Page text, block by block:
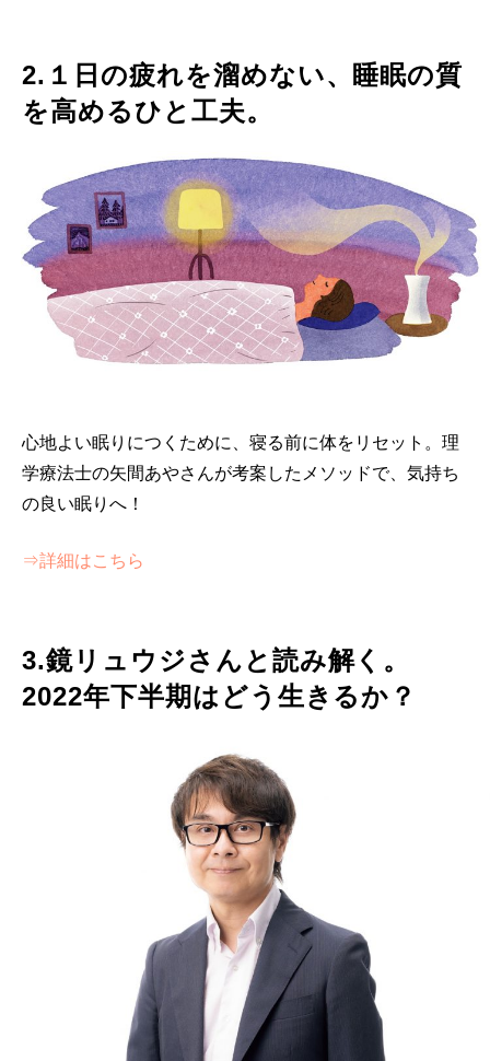
2.１日の疲れを溜めない、睡眠の質
を高めるひと工夫。
心地よい眠りにつくために、寝る前に体をリセット。理
学療法士の矢間あやさんが考案したメソッドで、気持ち
の良い眠りへ！
⇒詳細はこちら
3.鏡リュウジさんと読み解く。
2022年下半期はどう生きるか？